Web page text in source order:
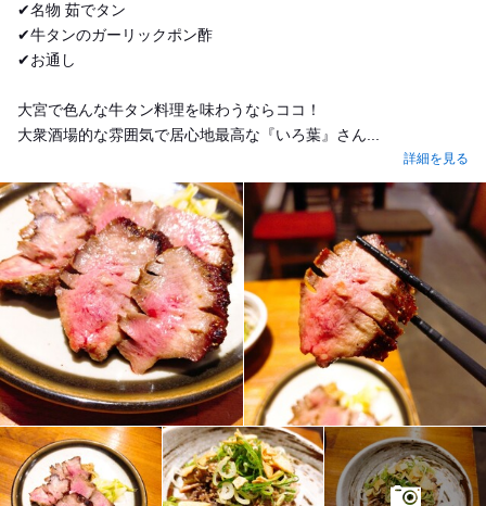
✔名物 茹でタン
✔牛タンのガーリックポン酢
✔お通し
​大宮で色んな牛タン料理を味わうならココ！
大衆酒場的な雰囲気で居心地最高な『いろ葉』さん...
詳細を見る